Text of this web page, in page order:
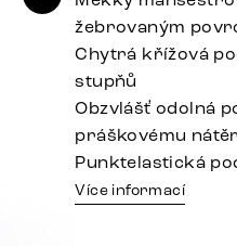
žebrovaným
Chytrá křížová
stupňů
Obzvlášť odolná
práškovému
Punktelastická
Více informací